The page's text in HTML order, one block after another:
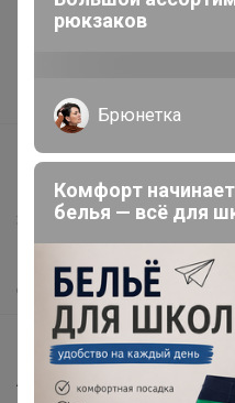
Реклама на сайте
Вакансии
support@24-ok.ru
Написать в поддержку
Защита покупателя
О нас
Все предложения
Анонсы
рюкзаков
Брюнетка
Комфорт
белья — всё для